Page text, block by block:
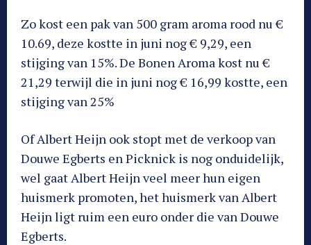
Zo kost een pak van 500 gram aroma rood nu €
10.69, deze kostte in juni nog € 9,29, een
stijging van 15%. De Bonen Aroma kost nu €
21,29 terwijl die in juni nog € 16,99 kostte, een
stijging van 25%
Of Albert Heijn ook stopt met de verkoop van
Douwe Egberts en Picknick is nog onduidelijk,
wel gaat Albert Heijn veel meer hun eigen
huismerk promoten, het huismerk van Albert
Heijn ligt ruim een euro onder die van Douwe
Egberts.